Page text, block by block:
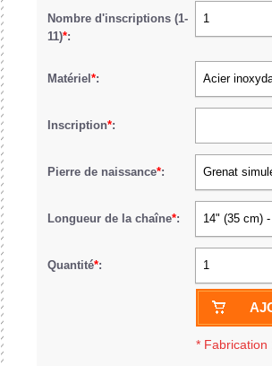
Nombre d'inscriptions (1-
11)*:
1
Matériel *: Acier
Inscription*:
Pierre de naissance*: Grenat
Longueur de la chaîne*: 14" (35 cm)
Quantité*: 1
* Fabrication